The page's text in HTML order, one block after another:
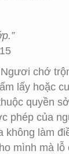
chớ
lấy hoặc
quyền
phép của
không làm
mình mà lỗ